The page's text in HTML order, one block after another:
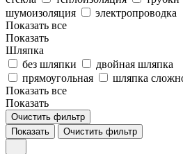
шумоизоляция
электропроводка
Показать все
Показать
Шляпка
без шляпки
двойная шляпка
прямоугольная
шляпка
Показать все
Показать
Очистить фильтр
Показать
Очистить фильтр